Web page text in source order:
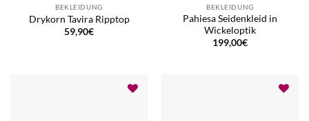
BEKLEIDUNG
Drykorn Tavira Ripptop
59,90€
BEKLEIDUNG
Pahiesa Seidenkleid in
Wickeloptik
199,00€